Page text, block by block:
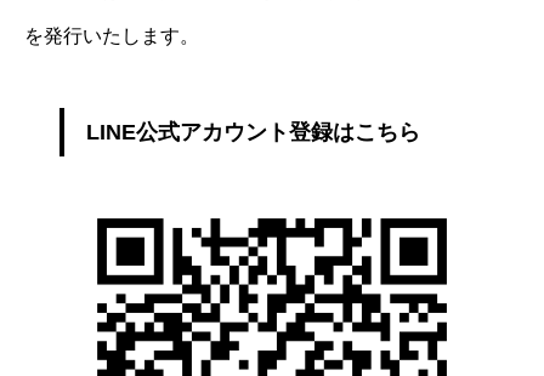
を発行いたします。
LINE公式アカウント登録はこちら